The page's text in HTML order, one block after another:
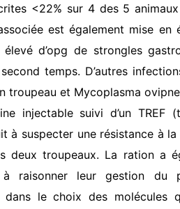
<22% sur 4 des 5
est également mise
élevé d’opg de strongles
temps. D’autres
troupeau et Mycoplasma
injectable suivi d’un
à suspecter une résistance à
deux troupeaux. La ration a
raisonner leur gestion du
dans le choix des molécules